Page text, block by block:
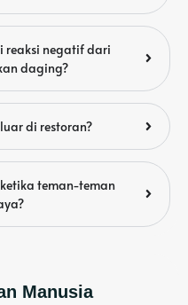
reaksi negatif dari
daging?
di restoran?
teman-teman
Manusia